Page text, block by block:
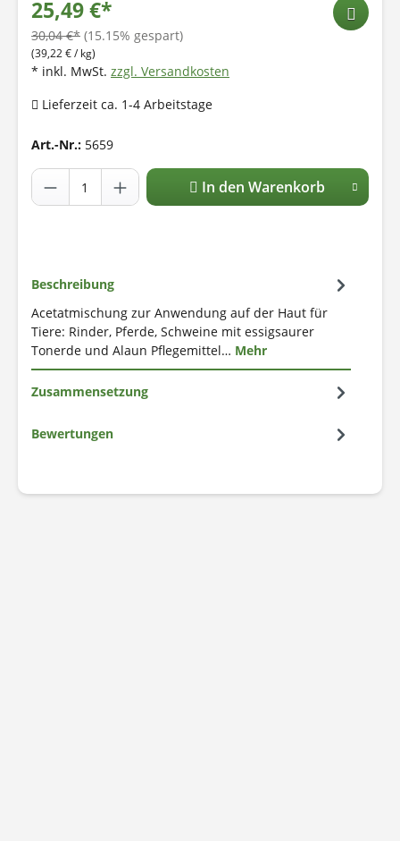
25,49 €*
30,04 €* (15.15% gespart)
(39,22 € / kg)
* inkl. MwSt. zzgl. Versandkosten
Lieferzeit ca. 1-4 Arbeitstage
Art.-Nr.: 5659
In den Warenkorb
Beschreibung
Acetatmischung zur Anwendung auf der Haut für
Tiere: Rinder, Pferde, Schweine mit essigsaurer
Tonerde und Alaun Pflegemittel… Mehr
Zusammensetzung
Bewertungen